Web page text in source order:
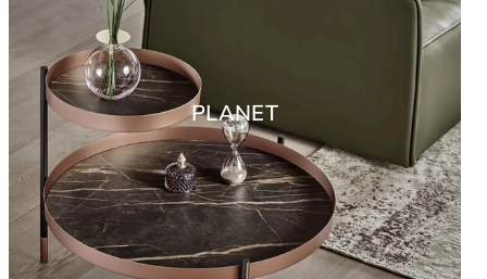
PLANET